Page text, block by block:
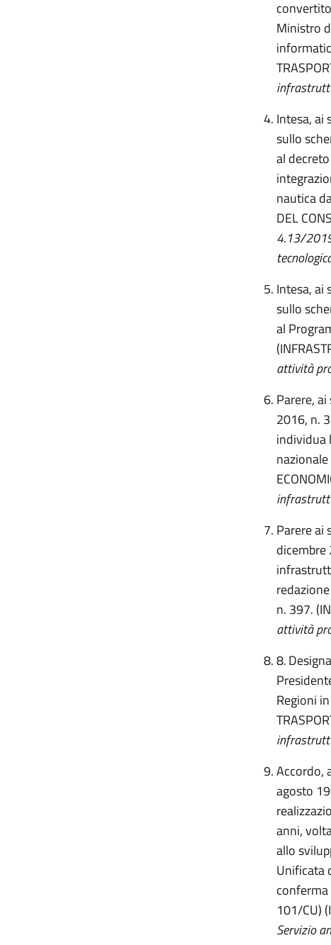
Ministro
Intesa, ai
sullo
al
nautica
DEL
4.13/
Intesa, ai
sullo
al
attività
Parere,
2016, n.
individua
Parere ai
n. 397.
attività
8.
Regioni
Accordo,
agosto
anni,
allo
Unificata
101/CU)
Servizio